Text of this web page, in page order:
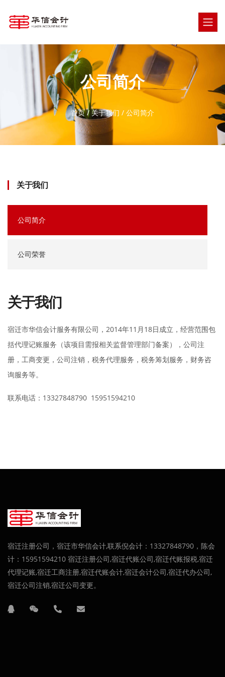
公司简介
首页/关于我们 / 公司简介
关于我们
公司简介
公司荣誉
关于我们
宿迁市华信会计服务有限公司，2014年11月18日成立，经营范围包
括代理记账服务（该项目需报相关监督管理部门备案），公司注
册，工商变更，公司注销，税务代理服务，税务筹划服务，财务咨
询服务等。
联系电话：13327848790 15951594210
宿迁注册公司，宿迁市华信会计,联系倪会计：13327848790，陈会
计：15951594210 宿迁注册公司,宿迁代账公司,宿迁代账报税,宿迁
代理记账,宿迁工商注册,宿迁代账会计,宿迁会计公司,宿迁代办公司,
宿迁公司注销,宿迁公司变更。